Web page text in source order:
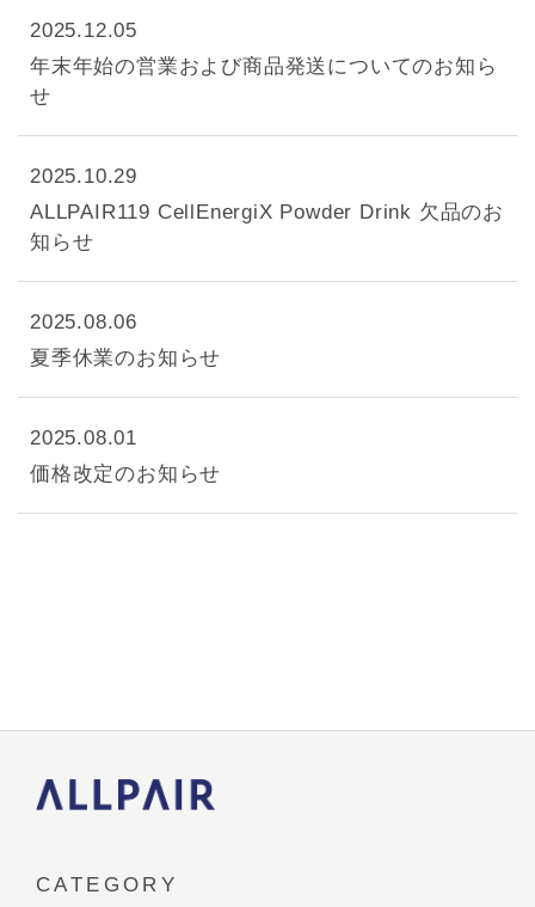
2025.12.05
年末年始の営業および商品発送についてのお知ら
せ
2025.10.29
ALLPAIR119 CellEnergiX Powder Drink 欠品のお
知らせ
2025.08.06
夏季休業のお知らせ
2025.08.01
価格改定のお知らせ
CATEGORY